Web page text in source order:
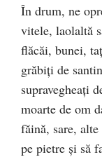
În drum, ne
vitele, laolaltă
flăcăi, bunei,
grăbiţi de
supravegheaţi
moarte de om
făină, sare,
pe pietre şi să